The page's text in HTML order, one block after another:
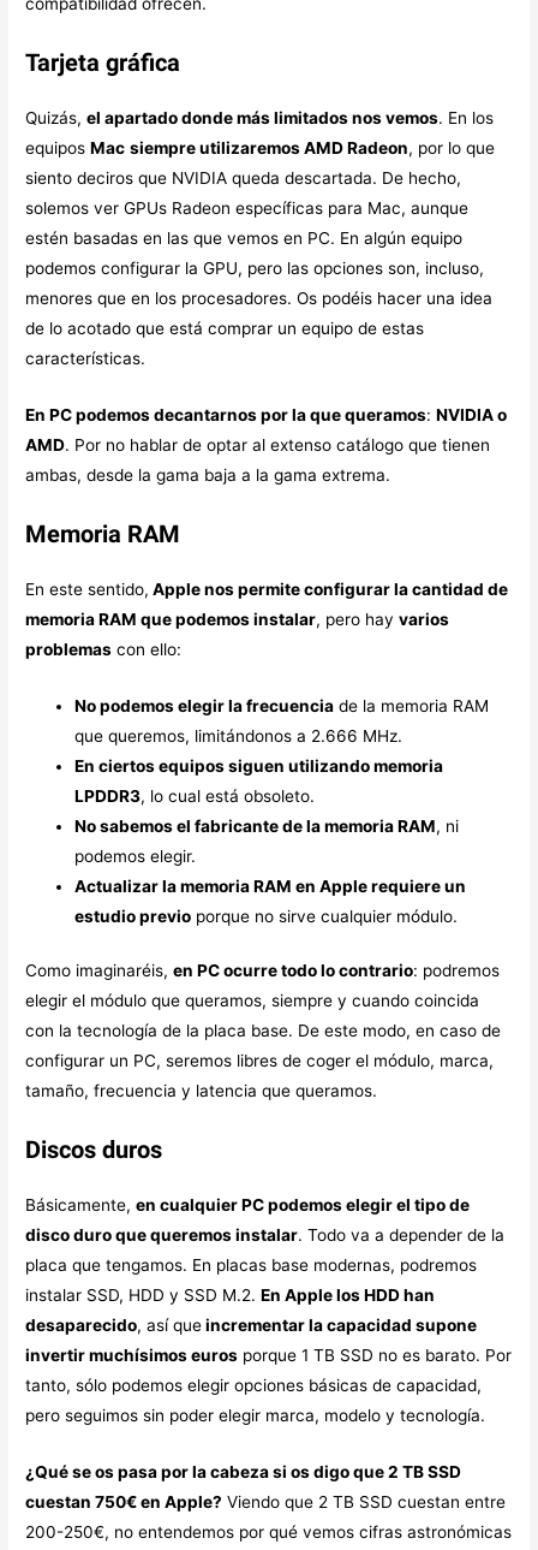
Tarjeta gráfica
Quizás,el apartado donde más limitados nos vemos. En los
equiposMac siempre utilizaremos AMD Radeon, por lo que
siento deciros que NVIDIA queda descartada. De hecho,
solemos ver GPUs Radeon específicas para Mac, aunque
estén basadas en las que vemos en PC. En algún equipo
podemos configurar la GPU, pero las opciones son, incluso,
menores que en los procesadores. Os podéis hacer una idea
de lo acotado que está comprar un equipo de estas
características.
En PC podemos decantarnos por la que queramos:NVIDIA o
AMD. Por no hablar de optar al extenso catálogo que tienen
ambas, desde la gama baja a la gama extrema.
Memoria RAM
En este sentido, Apple nos permite configurar la cantidad de
memoria RAM que podemos instalar, pero hayvarios
problemas con ello:
No podemos elegir la frecuencia de la memoria RAM
que queremos, limitándonos a 2.666 MHz.
En ciertos equipos siguen utilizando memoria
LPDDR3, lo cual está obsoleto.
No sabemos el fabricante de la memoria RAM, ni
podemos elegir.
Actualizar la memoria RAM en Apple requiere un
estudio previo porque no sirve cualquier módulo.
Como imaginaréis,en PC ocurre todo lo contrario: podremos
elegir el módulo que queramos, siempre y cuando coincida
con la tecnología de la placa base. De este modo, en caso de
configurar un PC, seremos libres de coger el módulo, marca,
tamaño, frecuencia y latencia que queramos.
Discos duros
Básicamente,en cualquier PC podemos elegir el tipo de
disco duro que queremos instalar. Todo va a depender de la
placa que tengamos. En placas base modernas, podremos
instalar SSD, HDD y SSD M.2.En Apple los HDD han
desaparecido, así queincrementar la capacidad supone
invertir muchísimos euros porque 1 TB SSD no es barato. Por
tanto, sólo podemos elegir opciones básicas de capacidad,
pero seguimos sin poder elegir marca, modelo y tecnología.
¿Qué se os pasa por la cabeza si os digo que 2 TB SSD
cuestan 750€ en Apple? Viendo que 2 TB SSD cuestan entre
200-250€, no entendemos por qué vemos cifras astronómicas